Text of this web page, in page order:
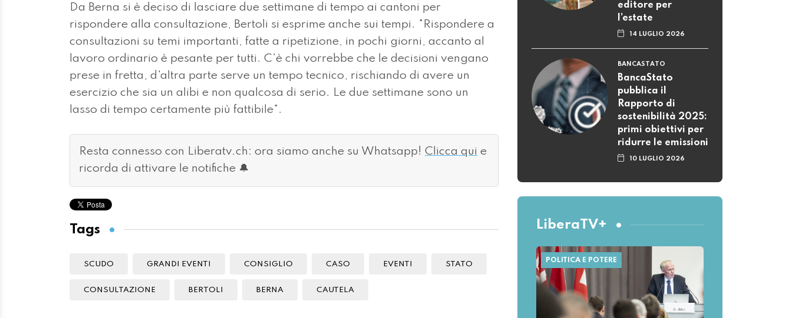
Da Berna si è deciso di lasciare due settimane di tempo ai cantoni per
rispondere alla consultazione, Bertoli si esprime anche sui tempi. "Rispondere a
consultazioni su temi importanti, fatte a ripetizione, in pochi giorni, accanto al
lavoro ordinario è pesante per tutti. C'è chi vorrebbe che le decisioni vengano
prese in fretta, d'altra parte serve un tempo tecnico, rischiando di avere un
esercizio che sia un alibi e non qualcosa di serio. Le due settimane sono un
lasso di tempo certamente più fattibile".
Resta connesso con Liberatv.ch: ora siamo anche su Whatsapp! Clicca qui e
ricorda di attivare le notifiche 🔔
Tags
SCUDO GRANDI EVENTI CONSIGLIO CASO EVENTI STATO
CONSULTAZIONE BERTOLI BERNA CAUTELA
editore per
l’estate
14 LUGLIO 2026
BANCASTATO
BancaStato
pubblica il
Rapporto di
sostenibilità 2025:
primi obiettivi per
ridurre le emissioni
10 LUGLIO 2026
LiberaTV+
POLITICA E POTERE